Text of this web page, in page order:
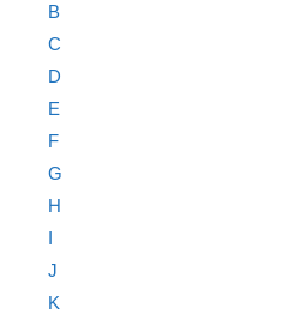
B
C
D
E
F
G
H
I
J
K